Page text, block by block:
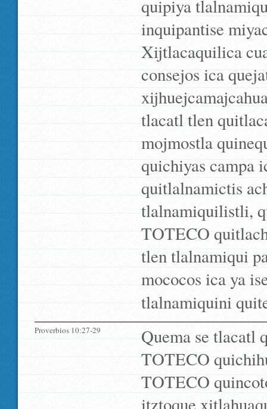
quipiya
inquipantise
Xijtlacaquilica
consejos ica
tlacatl tlen
mojmostla
quichiyas campa
quitlalnamictis
tlalnamiquilistli,
TOTECO
tlen tlalnamiqui
mococos ica ya
tlalnamiquini
Proverbios 10:27-29
Quema se tlacatl
TOTECO
TOTECO
itztoque